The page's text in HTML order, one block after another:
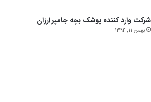
شرکت وارد کننده پوشک بچه جامپر ارزان
بهمن 11, 1394